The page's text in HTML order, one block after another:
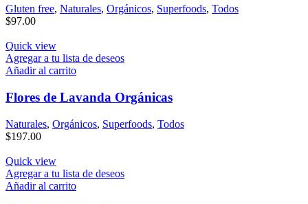
Gluten free, Naturales, Orgánicos, Superfoods, Todos
$97.00
Quick view
Agregar a tu lista de deseos
Añadir al carrito
Flores de Lavanda Orgánicas
Naturales, Orgánicos, Superfoods, Todos
$197.00
Quick view
Agregar a tu lista de deseos
Añadir al carrito